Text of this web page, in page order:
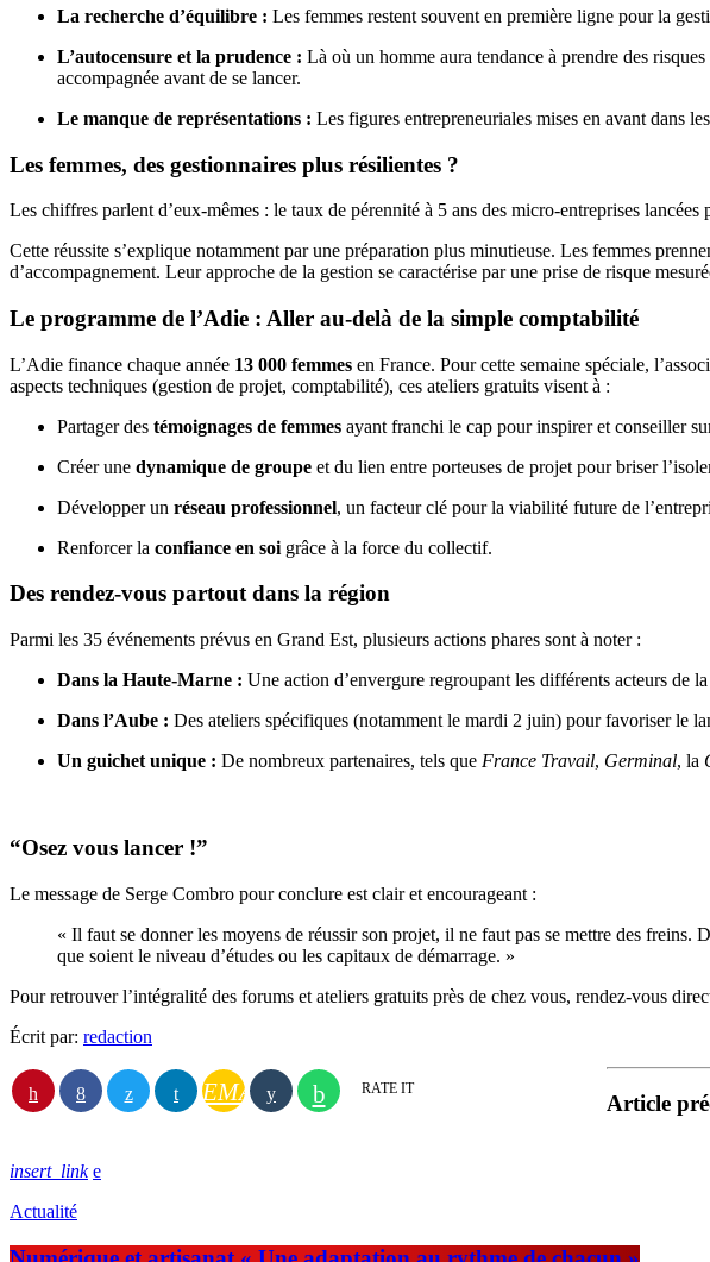
La recherche d’équilibre : Les femmes restent souvent en première ligne pour la
L’autocensure et la prudence : Là où un homme aura tendance à prendre des
accompagnée avant de se lancer.
Le manque de représentations : Les figures entrepreneuriales mises en avant dans
Les femmes, des gestionnaires plus résilientes ?
Les chiffres parlent d’eux-mêmes : le taux de pérennité à 5 ans des micro-entreprises lancées
Cette réussite s’explique notamment par une préparation plus minutieuse. Les femmes
d’accompagnement. Leur approche de la gestion se caractérise par une prise de risque
Le programme de l’Adie : Aller au-delà de la simple comptabilité
L’Adie finance chaque année 13 000 femmes en France. Pour cette semaine spéciale,
aspects techniques (gestion de projet, comptabilité), ces ateliers gratuits visent à :
Partager des témoignages de femmes ayant franchi le cap pour inspirer et conseiller
Créer une dynamique de groupe et du lien entre porteuses de projet pour briser
Développer un réseau professionnel, un facteur clé pour la viabilité future de
Renforcer la confiance en soi grâce à la force du collectif.
Des rendez-vous partout dans la région
Parmi les 35 événements prévus en Grand Est, plusieurs actions phares sont à noter :
Dans la Haute-Marne : Une action d’envergure regroupant les différents acteurs de
Dans l’Aube : Des ateliers spécifiques (notamment le mardi 2 juin) pour favoriser le
Un guichet unique : De nombreux partenaires, tels que France Travail, Germinal, la
“Osez vous lancer !”
Le message de Serge Combro pour conclure est clair et encourageant :
« Il faut se donner les moyens de réussir son projet, il ne faut pas se mettre des
que soient le niveau d’études ou les capitaux de démarrage. »
Pour retrouver l’intégralité des forums et ateliers gratuits près de chez vous, rendez-vous
Écrit par: redaction
EMAIL RATE IT
Article
insert_link
Actualité